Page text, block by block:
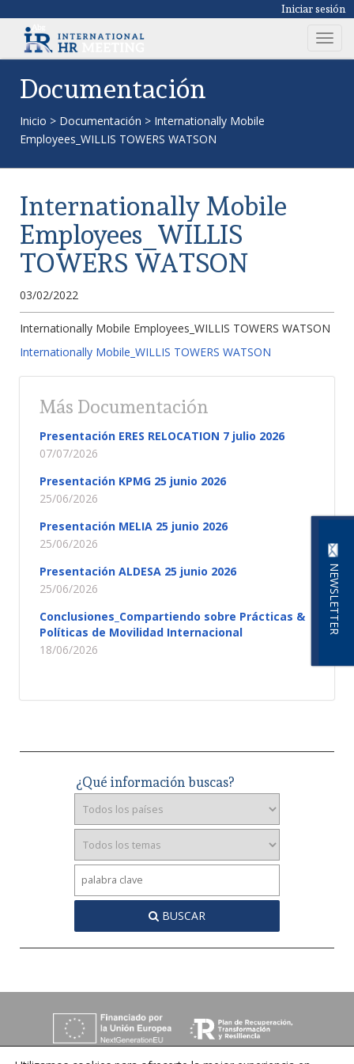
Iniciar sesión
T
o
a
n
NEWSLETTER
Documentación
Inicio > Documentación > Internationally Mobile
Employees_WILLIS TOWERS WATSON
Internationally Mobile
Employees_WILLIS
TOWERS WATSON
03/02/2022
Internationally Mobile Employees_WILLIS TOWERS WATSON
Internationally Mobile_WILLIS TOWERS WATSON
Más Documentación
Presentación ERES RELOCATION 7 julio 2026
07/07/2026
Presentación KPMG 25 junio 2026
25/06/2026
Presentación MELIA 25 junio 2026
25/06/2026
Presentación ALDESA 25 junio 2026
25/06/2026
Conclusiones_Compartiendo sobre Prácticas &
Políticas de Movilidad Internacional
18/06/2026
¿Qué información buscas?
BUSCAR